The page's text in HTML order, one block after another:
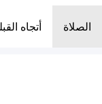
الصلاة أتجاه